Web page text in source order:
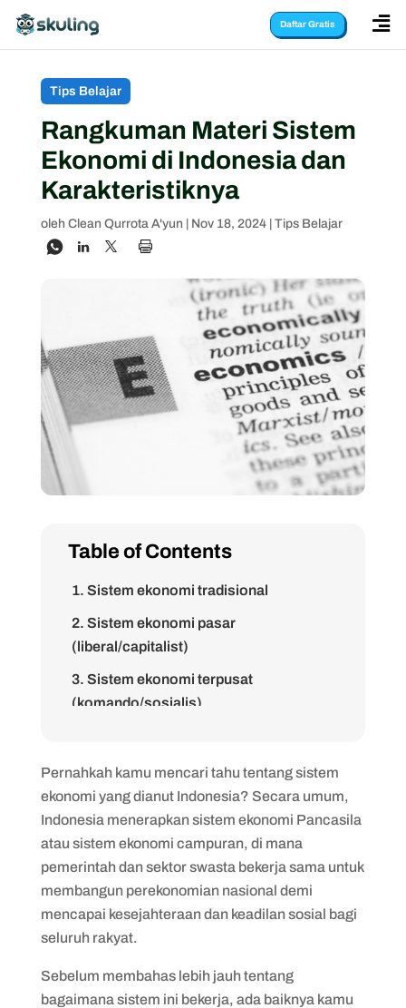
Daftar Gratis 
Tips Belajar
Rangkuman Materi Sistem
Ekonomi di Indonesia dan
Karakteristiknya
oleh Clean Qurrota A'yun Nov 18, 2024| Tips Belajar
Table of Contents
1. Sistem ekonomi tradisional
2. Sistem ekonomi pasar
(liberal/capitalist)
3. Sistem ekonomi terpusat
(komando/sosialis)
Pernahkah kamu mencari tahu tentang sistem
ekonomi yang dianut Indonesia? Secara umum,
Indonesia menerapkan sistem ekonomi Pancasila
atau sistem ekonomi campuran, di mana
pemerintah dan sektor swasta bekerja sama untuk
membangun perekonomian nasional demi
mencapai kesejahteraan dan keadilan sosial bagi
seluruh rakyat.
Sebelum membahas lebih jauh tentang
bagaimana sistem ini bekerja, ada baiknya kamu